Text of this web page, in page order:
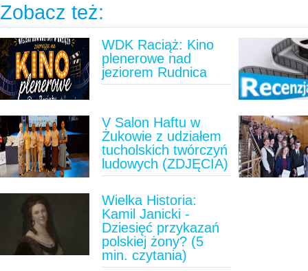
Zobacz też:
WDK Raciąż: Kino
plenerowe nad
jeziorem Rudnica
V Salon Haftu w
Żukowie z udziałem
tucholskich twórczyń
ludowych (ZDJĘCIA)
Wielka Historia:
Kamil Janicki -
Dziesięć przykazań
polskiej żony? (5
min. czytania)